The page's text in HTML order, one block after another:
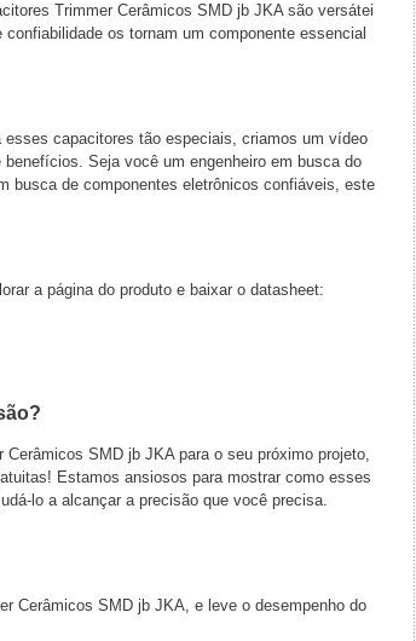
Trimmer Cerâmicos SMD jb JKA são versátei
os tornam um componente essencial
esses capacitores tão especiais, criamos um vídeo
Seja você um engenheiro em busca do
busca de componentes eletrônicos confiáveis, este
a página do produto e baixar o datasheet:
SMD jb JKA para o seu próximo projeto,
Estamos ansiosos para mostrar como esses
lo a alcançar a precisão que você precisa.
Cerâmicos SMD jb JKA, e leve o desempenho do